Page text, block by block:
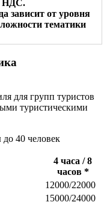
НДС.
зависит от уровня
тематики
для групп туристов
туристическими
40 человек
4 часа / 8
часов *
12000/22000
15000/24000